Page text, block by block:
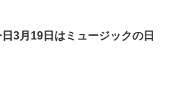
3月19日はミュージックの日